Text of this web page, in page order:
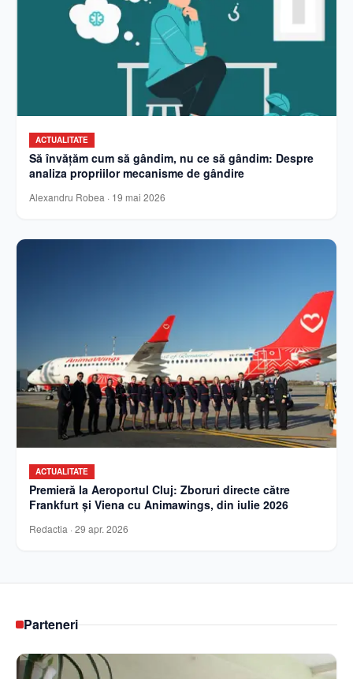
ACTUALITATE
Să învățăm cum să gândim, nu ce să gândim: Despre
analiza propriilor mecanisme de gândire
Alexandru Robea · 19 mai 2026
ACTUALITATE
Premieră la Aeroportul Cluj: Zboruri directe către
Frankfurt și Viena cu Animawings, din iulie 2026
Redactia · 29 apr. 2026
Parteneri